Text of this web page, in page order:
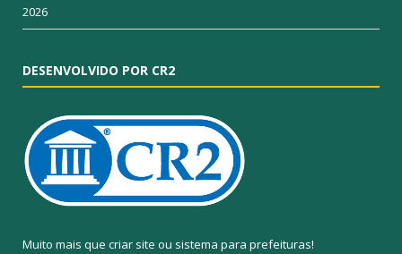
2026
DESENVOLVIDO POR CR2
Muito mais que criar site ou sistema para prefeituras!